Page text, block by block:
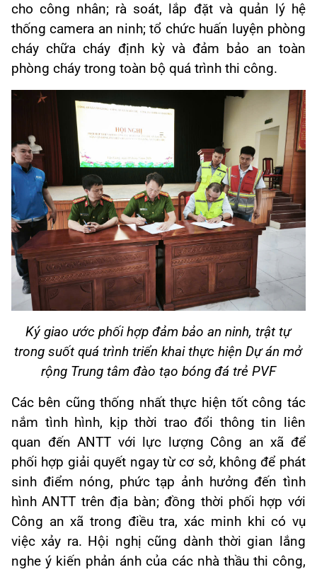
cho công nhân; rà soát, lắp đặt và quản lý hệ
thống camera an ninh; tổ chức huấn luyện phòng
cháy chữa cháy định kỳ và đảm bảo an toàn
phòng cháy trong toàn bộ quá trình thi công.
Ký giao ước phối hợp đảm bảo an ninh, trật tự
trong suốt quá trình triển khai thực hiện Dự án mở
rộng Trung tâm đào tạo bóng đá trẻ PVF
Các bên cũng thống nhất thực hiện tốt công tác
nắm tình hình, kịp thời trao đổi thông tin liên
quan đến ANTT với lực lượng Công an xã để
phối hợp giải quyết ngay từ cơ sở, không để phát
sinh điểm nóng, phức tạp ảnh hưởng đến tình
hình ANTT trên địa bàn; đồng thời phối hợp với
Công an xã trong điều tra, xác minh khi có vụ
việc xảy ra. Hội nghị cũng dành thời gian lắng
nghe ý kiến phản ánh của các nhà thầu thi công,